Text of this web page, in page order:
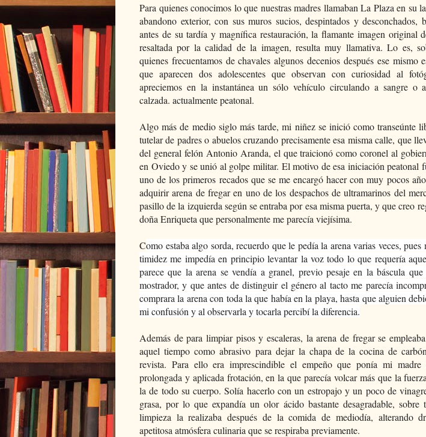
Para quienes conocimos lo que nuestras madres llamaban La Plaza en su
abandono exterior, con sus muros sucios, despintados y desconchados,
antes de su tardía y magnífica restauración, la flamante imagen original
resaltada por la calidad de la imagen, resulta muy llamativa. Lo es,
quienes frecuentamos de chavales algunos decenios después ese mismo
que aparecen dos adolescentes que observan con curiosidad al
apreciemos en la instantánea un sólo vehículo circulando a sangre o
calzada. actualmente peatonal.
Algo más de medio siglo más tarde, mi niñez se inició como transeúnte
tutelar de padres o abuelos cruzando precisamente esa misma calle, que
del general felón Antonio Aranda, el que traicionó como coronel al
en Oviedo y se unió al golpe militar. El motivo de esa iniciación peatonal
uno de los primeros recados que se me encargó hacer con muy pocos
adquirir arena de fregar en uno de los despachos de ultramarinos del
pasillo de la izquierda según se entraba por esa misma puerta, y que creo
doña Enriqueta que personalmente me parecía viejísima.
Como estaba algo sorda, recuerdo que le pedía la arena varias veces, pues
timidez me impedía en principio levantar la voz todo lo que requería
parece que la arena se vendía a granel, previo pesaje en la báscula
mostrador, y que antes de distinguir el género al tacto me parecía
comprara la arena con toda la que había en la playa, hasta que alguien
mi confusión y al observarla y tocarla percibí la diferencia.
Además de para limpiar pisos y escaleras, la arena de fregar se
aquel tiempo como abrasivo para dejar la chapa de la cocina de
revista. Para ello era imprescindible el empeño que ponía mi madre
prolongada y aplicada frotación, en la que parecía volcar más que la
la de todo su cuerpo. Solía hacerlo con un estropajo y un poco de
grasa, por lo que expandía un olor ácido bastante desagradable, sobre
limpieza la realizaba después de la comida de mediodía, alterando
apetitosa atmósfera culinaria que se respiraba previamente.